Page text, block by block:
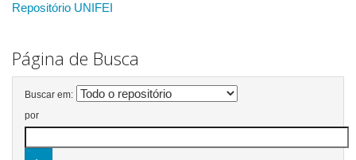
Repositório UNIFEI
Página de Busca
Buscar em:
por